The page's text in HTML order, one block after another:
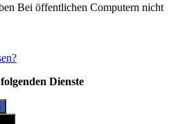
Bei öffentlichen Computern nicht
Dienste